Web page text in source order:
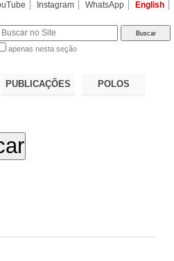
Instagram WhatsApp English
apenas nesta seção
PUBLICAÇÕES POLOS